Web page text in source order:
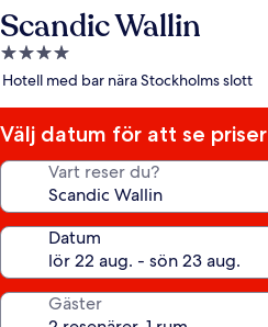
Scandic Wallin
4.0-
stjärnigt
Hotell med bar nära Stockholms slott
Välj datum för att se priser
Vart reser du?
Datum
Gäster